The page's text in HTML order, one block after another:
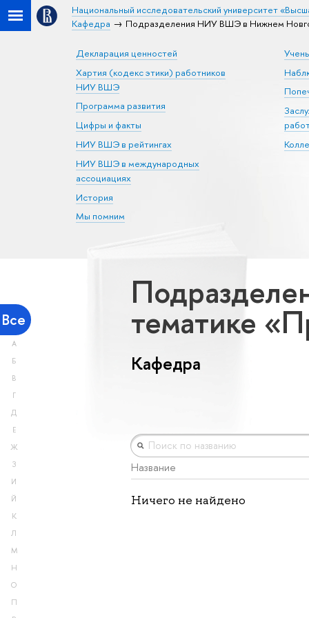
Национальный исследовательский университет
Кафедра
Подразделения НИУ ВШЭ в Нижнем
Декларация ценностей
Хартия (кодекс этики) работников
НИУ ВШЭ
Программа развития
Цифры и факты
НИУ ВШЭ в рейтингах
НИУ ВШЭ в международных
ассоциациях
История
Мы помним
Все
А
Б
В
Г
Д
Е
Ж
З
И
Й
К
Л
М
Н
О
П
тематике
Кафедра
Название
Ничего не найдено